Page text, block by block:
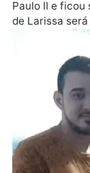
não se
colidiu na
embaixo da
socorrido
encontrado
Ele foi
Paulo II e
de Larissa